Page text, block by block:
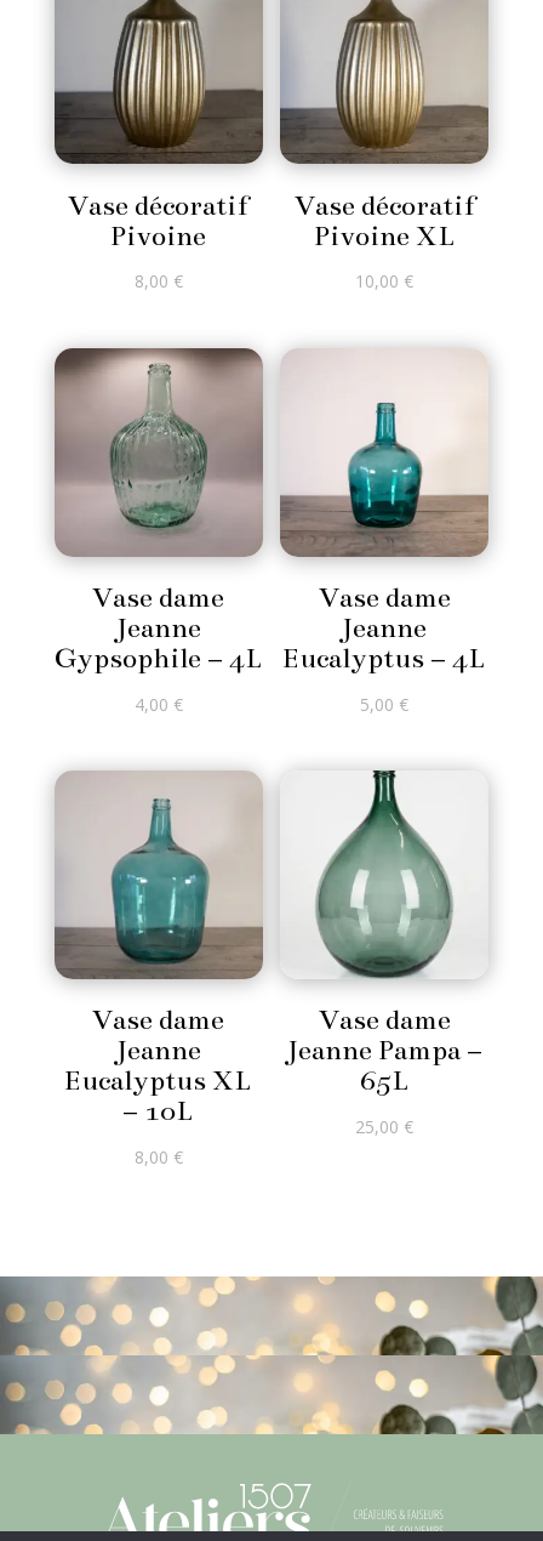
Vase décoratif
Pivoine
8,00 €
Vase décoratif
Pivoine XL
10,00 €
Vase dame
Jeanne
Gypsophile – 4L
4,00 €
Vase dame
Jeanne
Eucalyptus – 4L
5,00 €
Vase dame
Jeanne
Eucalyptus XL
– 10L
8,00 €
Vase dame
Jeanne Pampa –
65L
25,00 €